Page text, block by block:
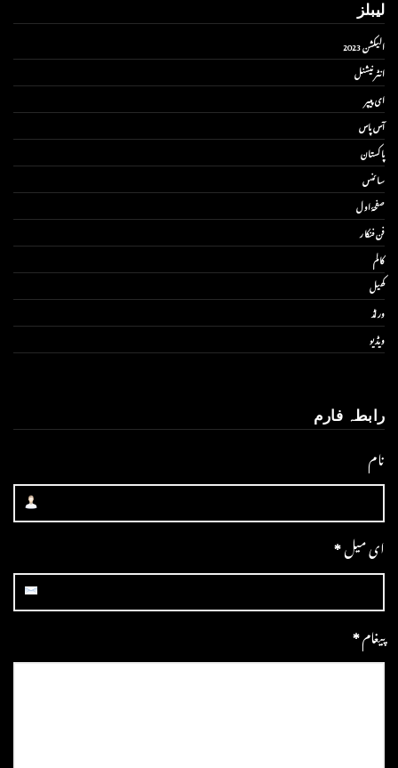
لیبلز
الیکشن 2023
انٹر نیشنل
ای پیپر
آس پاس
پاکستان
سائنس
صفحۂ اول
فن فنکار
کالم
کھیل
ورلڈ
ویڈیو
رابطہ فارم
نام
ای میل*
پیغام*